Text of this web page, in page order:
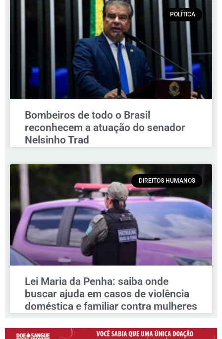
POLÍTICA
Bombeiros de todo o Brasil
reconhecem a atuação do senador
Nelsinho Trad
DIREITOS HUMANOS
Lei Maria da Penha: saiba onde
buscar ajuda em casos de violência
doméstica e familiar contra mulheres